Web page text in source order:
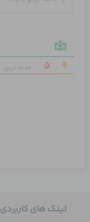
جدید ترین
لینک های کاربردی